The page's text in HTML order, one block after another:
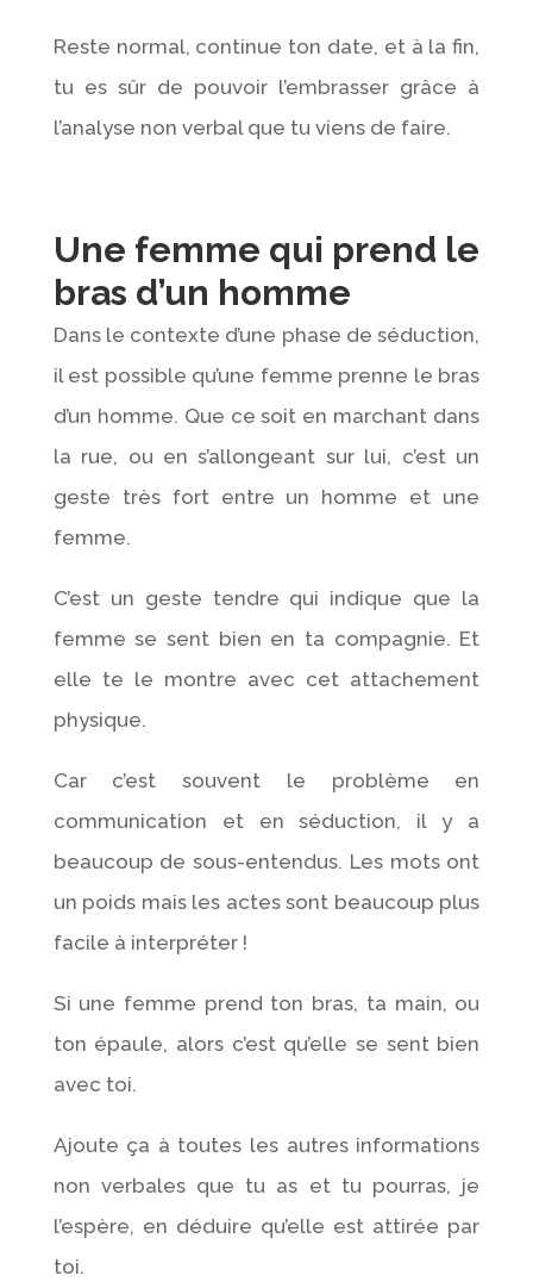
Reste normal, continue ton date, et à la fin,
tu es sûr de pouvoir l’embrasser grâce à
l’analyse non verbal que tu viens de faire.
Une femme qui prend le
bras d’un homme
Dans le contexte d’une phase de séduction,
il est possible qu’une femme prenne le bras
d’un homme. Que ce soit en marchant dans
la rue, ou en s’allongeant sur lui, c’est un
geste très fort entre un homme et une
femme.
C’est un geste tendre qui indique que la
femme se sent bien en ta compagnie. Et
elle te le montre avec cet attachement
physique.
Car c’est souvent le problème en
communication et en séduction, il y a
beaucoup de sous-entendus. Les mots ont
un poids mais les actes sont beaucoup plus
facile à interpréter !
Si une femme prend ton bras, ta main, ou
ton épaule, alors c’est qu’elle se sent bien
avec toi.
Ajoute ça à toutes les autres informations
non verbales que tu as et tu pourras, je
l’espère, en déduire qu’elle est attirée par
toi.